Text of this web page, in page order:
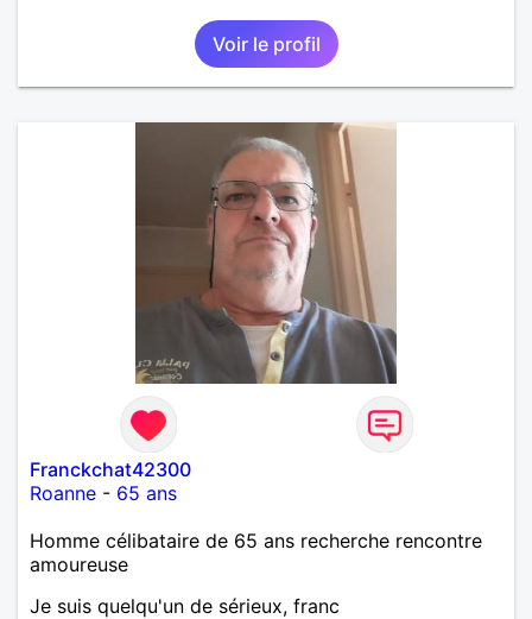
Voir le profil
Franckchat42300
Roanne - 65 ans
Homme célibataire de 65 ans recherche rencontre
amoureuse
Je suis quelqu'un de sérieux, franc